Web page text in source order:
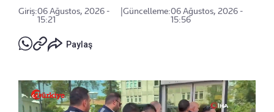
Giriş:06 Ağustos, 2026 -
15:21
|Güncelleme:06 Ağustos, 2026 -
15:56
Paylaş